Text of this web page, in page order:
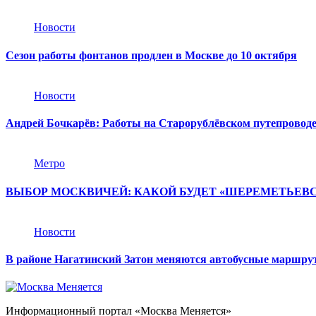
Новости
Сезон работы фонтанов продлен в Москве до 10 октября
Новости
Андрей Бочкарёв: Работы на Старорублёвском
Метро
ВЫБОР МОСКВИЧЕЙ: КАКОЙ БУДЕТ
Новости
В районе Нагатинский Затон меняются автобусные
Информационный портал «Москва Меняется»